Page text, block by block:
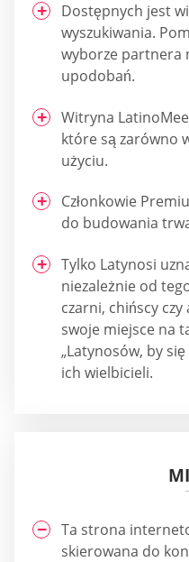
Dostępnych jest
wyszukiwania.
wyborze partnera
upodobań.
Witryna
które są zarówno
użyciu.
Członkowie
do budowania
Tylko Latynosi
niezależnie od
czarni, chińscy
swoje miejsce na
„Latynosów, by
ich wielbicieli.
Ta strona
skierowana do